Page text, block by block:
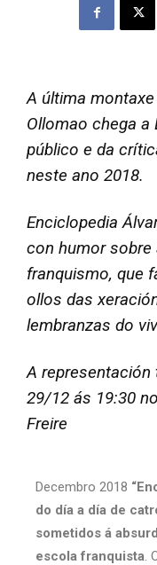
A última
Ollomao chega a
público e da
neste ano 2018.
Enciclopedia
con humor sobre
franquismo, que
ollos das
lembranzas do
A representación
29/12 ás 19:30
Freire
Decembro 2018
do día a día de
sometidos á
escola franquista.